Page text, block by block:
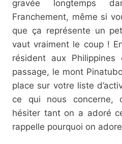
gravée longtemps
Franchement, même si
que ça représente un
vaut vraiment le coup !
résident aux
passage, le mont
place sur votre liste
ce qui nous concerne,
hésiter tant on a adoré
rappelle pourquoi on